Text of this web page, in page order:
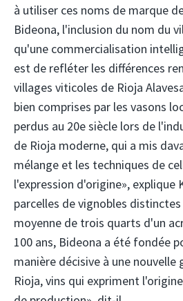
à utiliser ces noms de marque
Bideona, l'inclusion du nom du
qu'une commercialisation
est de refléter les différences
villages viticoles de Rioja
bien comprises par les vasons
perdus au 20e siècle lors de
de Rioja moderne, qui a mis
mélange et les techniques de
l'expression d'origine», explique
parcelles de vignobles
moyenne de trois quarts d'un
100 ans, Bideona a été fondée
manière décisive à une nouvelle
Rioja, vins qui expriment